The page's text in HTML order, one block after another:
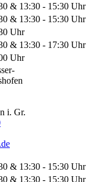
& 13:30 - 15:30 Uhr
& 13:30 - 15:30 Uhr
Uhr
& 13:30 - 17:30 Uhr
Uhr
i. Gr.
& 13:30 - 15:30 Uhr
& 13:30 - 15:30 Uhr